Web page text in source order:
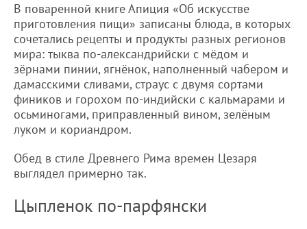
В поваренной книге Апиция «Об искусстве
приготовления пищи» записаны блюда, в которых
сочетались рецепты и продукты разных регионов
мира: тыква по-александрийски с мёдом и
зёрнами пинии, ягнёнок, наполненный чабером и
дамасскими сливами, страус с двумя сортами
фиников и горохом по-индийски с кальмарами и
осьминогами, приправленный вином, зелёным
луком и кориандром.
Обед в стиле Древнего Рима времен Цезаря
выглядел примерно так.
Цыпленок по-парфянски